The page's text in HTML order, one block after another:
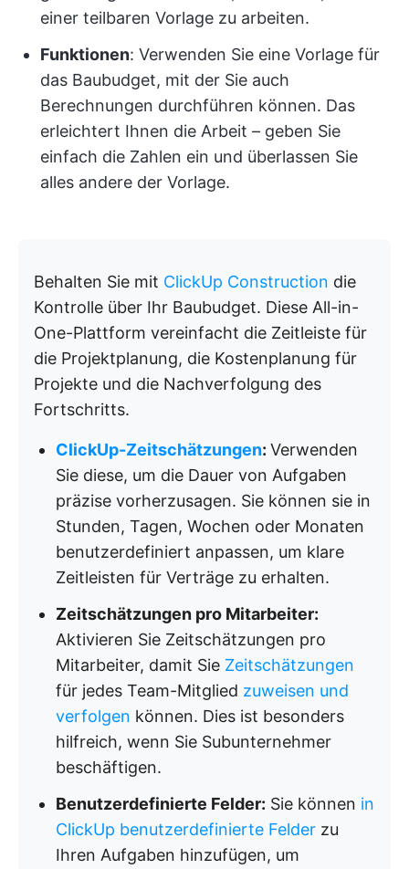
einer teilbaren Vorlage zu arbeiten.
Funktionen: Verwenden Sie eine Vorlage für
das Baubudget, mit der Sie auch
Berechnungen durchführen können. Das
erleichtert Ihnen die Arbeit – geben Sie
einfach die Zahlen ein und überlassen Sie
alles andere der Vorlage.
Behalten Sie mit ClickUp Construction die
Kontrolle über Ihr Baubudget. Diese All-in-
One-Plattform vereinfacht die Zeitleiste für
die Projektplanung, die Kostenplanung für
Projekte und die Nachverfolgung des
Fortschritts.
ClickUp-Zeitschätzungen: Verwenden
Sie diese, um die Dauer von Aufgaben
präzise vorherzusagen. Sie können sie in
Stunden, Tagen, Wochen oder Monaten
benutzerdefiniert anpassen, um klare
Zeitleisten für Verträge zu erhalten.
Zeitschätzungen pro Mitarbeiter:
Aktivieren Sie Zeitschätzungen pro
Mitarbeiter, damit Sie Zeitschätzungen
für jedes Team-Mitglied zuweisen und
verfolgen können. Dies ist besonders
hilfreich, wenn Sie Subunternehmer
beschäftigen.
Benutzerdefinierte Felder: Sie können in
ClickUp benutzerdefinierte Felder zu
Ihren Aufgaben hinzufügen, um